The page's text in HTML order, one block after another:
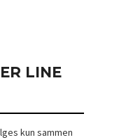
LINE
kun sammen